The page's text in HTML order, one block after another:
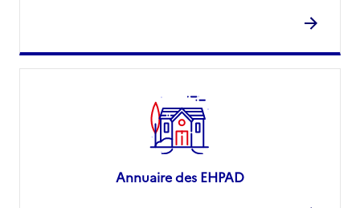
Annuaire des EHPAD